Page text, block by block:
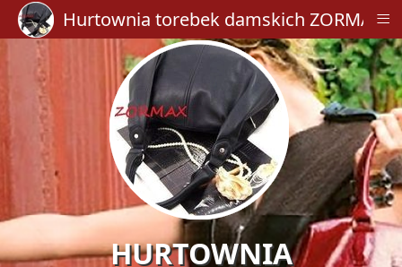
HURTOWNIA
Hurtownia torebek damskich ZORMAX≡